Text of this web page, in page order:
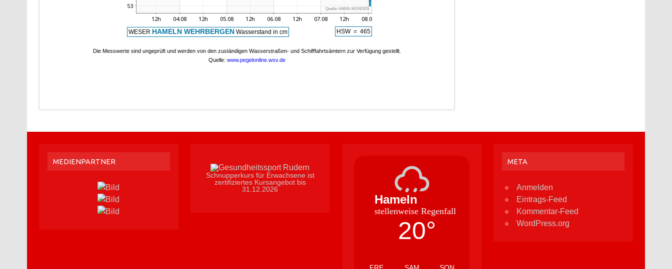
MEDIENPARTNER
Schnupperkurs für Erwachsene ist
zertifiziertes Kursangebot bis
31.12.2026
Hameln
stellenweise Regenfall
20°
FRE SAM SON
META
Anmelden
Eintrags-Feed
Kommentar-Feed
WordPress.org